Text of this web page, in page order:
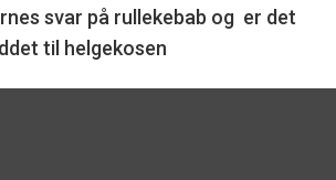
svar på rullekebab og er det
til helgekosen